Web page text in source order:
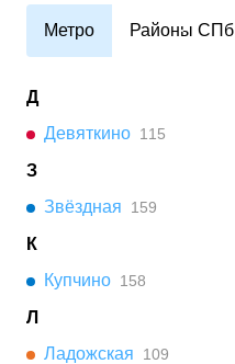
Метро Районы СПб
Д
Девяткино 115
З
Звёздная
159
К
Купчино 158
Л
Ладожская
109